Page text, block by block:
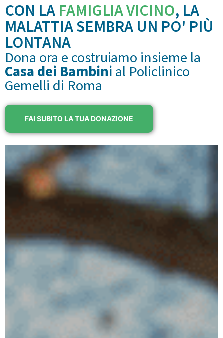
CON LA FAMIGLIA VICINO, LA
MALATTIA SEMBRA UN PO' PIÙ
LONTANA
Dona ora e costruiamo insieme la
Casa dei Bambini al Policlinico
Gemelli di Roma
FAI SUBITO LA TUA DONAZIONE